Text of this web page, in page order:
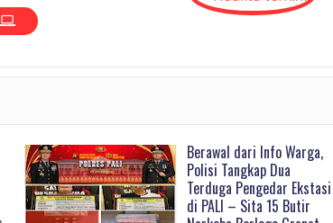
Berawal dari Info Warga,
Polisi Tangkap Dua
Terduga Pengedar Ekstasi
di PALI – Sita 15 Butir